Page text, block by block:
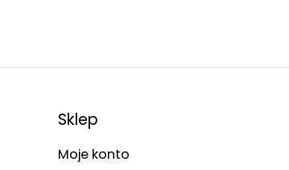
Sklep
Moje konto